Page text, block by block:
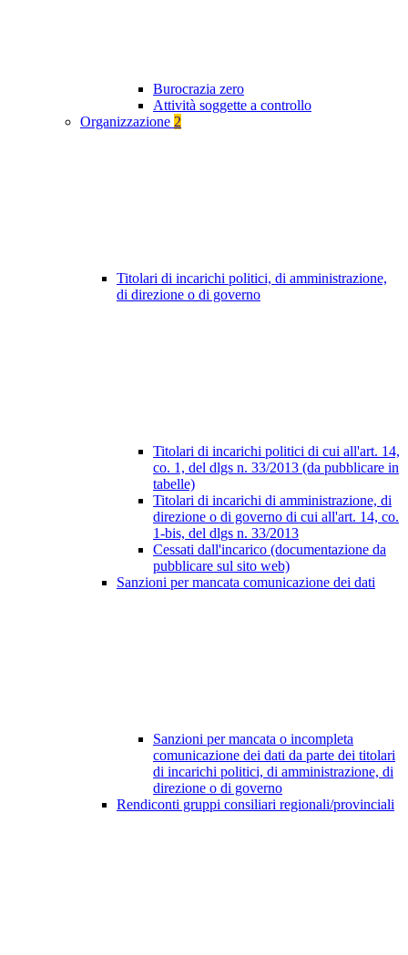
Burocrazia zero
Attività soggette a controllo
Organizzazione 2
Titolari di incarichi politici, di amministrazione,
di direzione o di governo
Titolari di incarichi politici di cui all'art. 14,
co. 1, del dlgs n. 33/2013 (da pubblicare in
tabelle)
Titolari di incarichi di amministrazione, di
direzione o di governo di cui all'art. 14, co.
1-bis, del dlgs n. 33/2013
Cessati dall'incarico (documentazione da
pubblicare sul sito web)
Sanzioni per mancata comunicazione dei dati
Sanzioni per mancata o incompleta
comunicazione dei dati da parte dei titolari
di incarichi politici, di amministrazione, di
direzione o di governo
Rendiconti gruppi consiliari regionali/provinciali